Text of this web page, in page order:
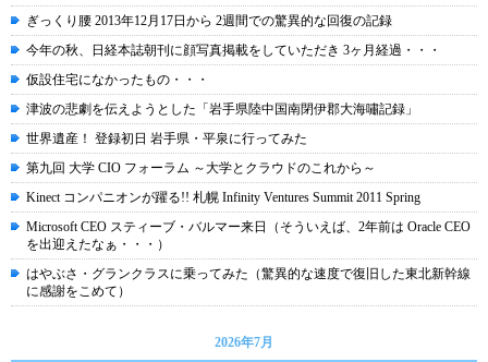
ぎっくり腰 2013年12月17日から 2週間での驚異的な回復の記録
今年の秋、日経本誌朝刊に顔写真掲載をしていただき 3ヶ月経過・・・
仮設住宅になかったもの・・・
津波の悲劇を伝えようとした「岩手県陸中国南閉伊郡大海嘯記録」
世界遺産！ 登録初日 岩手県・平泉に行ってみた
第九回 大学 CIO フォーラム ～大学とクラウドのこれから～
Kinect コンパニオンが躍る!! 札幌 Infinity Ventures Summit 2011 Spring
Microsoft CEO スティーブ・バルマー来日（そういえば、2年前は Oracle CEO
を出迎えたなぁ・・・）
はやぶさ・グランクラスに乗ってみた（驚異的な速度で復旧した東北新幹線
に感謝をこめて）
2026年7月